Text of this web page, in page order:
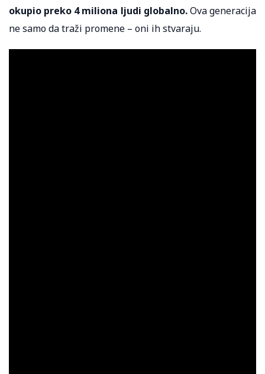
okupio preko 4 miliona ljudi globalno.Ova generacija
ne samo da traži promene – oni ih stvaraju.